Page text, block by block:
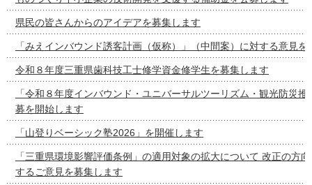
県民の皆さんからのアイデアを募集します
「みえインバウンド誘客計画（仮称）」（中間案）に対する意見を
令和８年度三重県歯科技工士修学資金修学生を募集します
「令和８年度インバウンド・ユニバーサルツーリズム・観光防災
募を開始します
「山登りベーシック塾2026」を開催します
「三重県環境影響評価条例」の適用対象の拡大について 改正の方
するご意見を募集します